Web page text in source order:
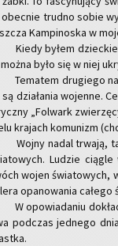
trud­no sobie
Kam­pi­no­ska w
Kiedy byłem
było się w niej
Te­ma­tem dru­gie­go
dzia­ła­nia wo­jen­ne.
„Fol­wark
kra­jach ko­mu­nizm
Wojny nadal trwa­ją,
Lu­dzie
wojen świa­to­wych,
opa­no­wa­nia ca­łe­go
W opo­wia­da­niu
pod­czas jed­ne­go